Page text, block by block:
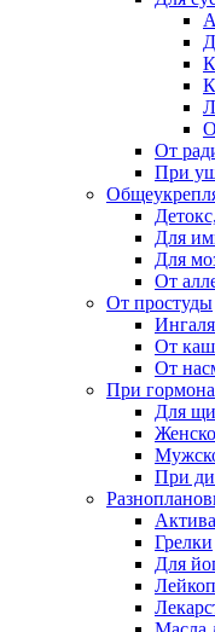
От
При
Для
Для
От
От простуды
От
От
При
Для
При
Грелки
Для